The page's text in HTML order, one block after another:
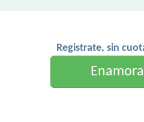
Registrate, sin